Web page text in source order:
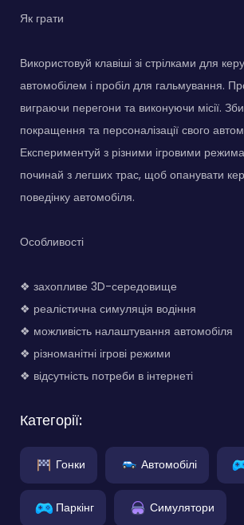
Як грати
Використовуй клавіші зі стрілками для
автомобілем і пробіл для гальмування.
виграючи перегони та виконуючи місії.
покращення та персоналізації свого
Експериментуй з різними ігровими
починай з легших трас, щоб опанувати
поведінку автомобіля.
Особливості
❖ захопливе 3D-середовище
❖ реалістична симуляція водіння
❖ можливість налаштування автомобіля
❖ різноманітні ігрові режими
❖ відсутність потреби в інтернеті
Категорії:
Гонки Автомобілі
Паркінг Симулятори